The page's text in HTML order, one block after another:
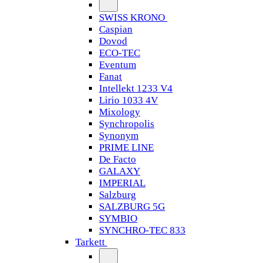
SWISS KRONO
Caspian
Dovod
ECO-TEC
Eventum
Fanat
Intellekt 1233 V4
Lirio 1033 4V
Mixology
Synchropolis
Synonym
PRIME LINE
De Facto
GALAXY
IMPERIAL
Salzburg
SALZBURG 5G
SYMBIO
SYNCHRO-TEC 833
Tarkett